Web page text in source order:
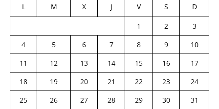
L M X J V S D
1 2
3
4
5 6 7 8 9
10
11
12 13 14 15 16
17
18
19 20 21 22 23
24
25
26 27 28 29 30
31